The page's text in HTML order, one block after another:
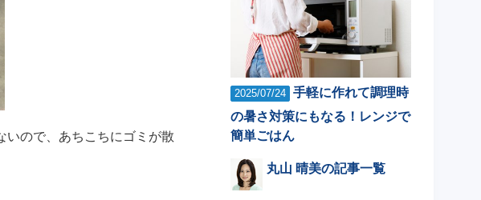
ので、あちこちにゴミが散
2025/07/24 手軽に作れて調理時
の暑さ対策にもなる！レンジで
簡単ごはん
丸山 晴美の記事一覧